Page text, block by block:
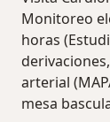
Monitoreo
horas
arterial
mesa